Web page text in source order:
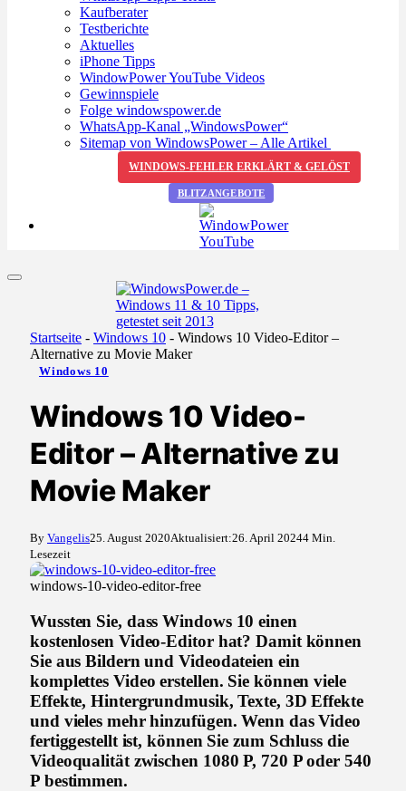
Kaufberater
Testberichte
Aktuelles
iPhone Tipps
WindowPower YouTube Videos
Gewinnspiele
Folge windowspower.de
WhatsApp-Kanal „WindowsPower“
Sitemap von WindowsPower – Alle Artikel
WINDOWS-FEHLER ERKLÄRT & GELÖST
BLITZANGEBOTE
Startseite - Windows 10 - Windows 10 Video-Editor –
Alternative zu Movie Maker
Windows 10
Windows 10 Video-
Editor – Alternative zu
Movie Maker
By Vangelis25. August 2020Aktualisiert:26. April 20244 Min.
Lesezeit
windows-10-video-editor-free
Wussten Sie, dass Windows 10 einen
kostenlosen Video-Editor hat? Damit können
Sie aus Bildern und Videodateien ein
komplettes Video erstellen. Sie können viele
Effekte, Hintergrundmusik, Texte, 3D Effekte
und vieles mehr hinzufügen. Wenn das Video
fertiggestellt ist, können Sie zum Schluss die
Videoqualität zwischen 1080 P, 720 P oder 540
P bestimmen.